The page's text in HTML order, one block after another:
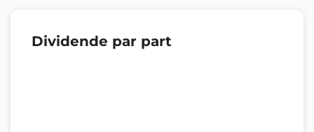
Dividende par part